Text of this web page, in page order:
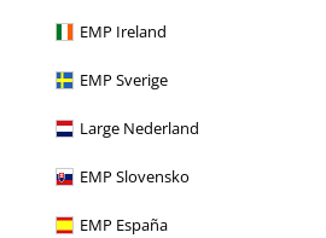
EMP Ireland
EMP Sverige
Large Nederland
EMP Slovensko
EMP España